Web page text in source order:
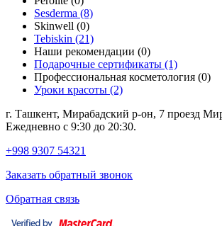
Sesderma (8)
Skinwell (0)
Tebiskin (21)
Наши рекомендации (0)
Подарочные сертификаты (1)
Профессиональная косметология (0)
Уроки красоты (2)
г. Ташкент, Мирабадский р-он, 7 проезд
Ежедневно с 9:30 до 20:30.
+998 9307 54321
Заказать обратный звонок
Обратная связь